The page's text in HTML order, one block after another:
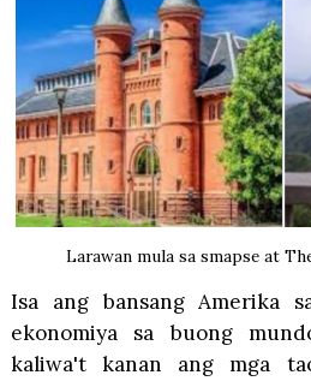
Larawan mula sa smapse at
Isa ang bansang Amerika
ekonomiya sa buong
kaliwa't kanan ang mga